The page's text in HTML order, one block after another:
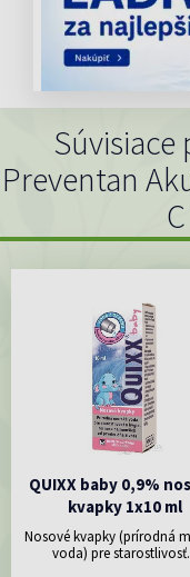
Súvisiace
Preventan
QUIXX baby 0,9%
kvapky 1x10 ml
Nosové kvapky (prírodná
voda) pre